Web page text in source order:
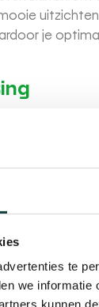
te
we
kunnen
je
kun je de
alleen je
contact op